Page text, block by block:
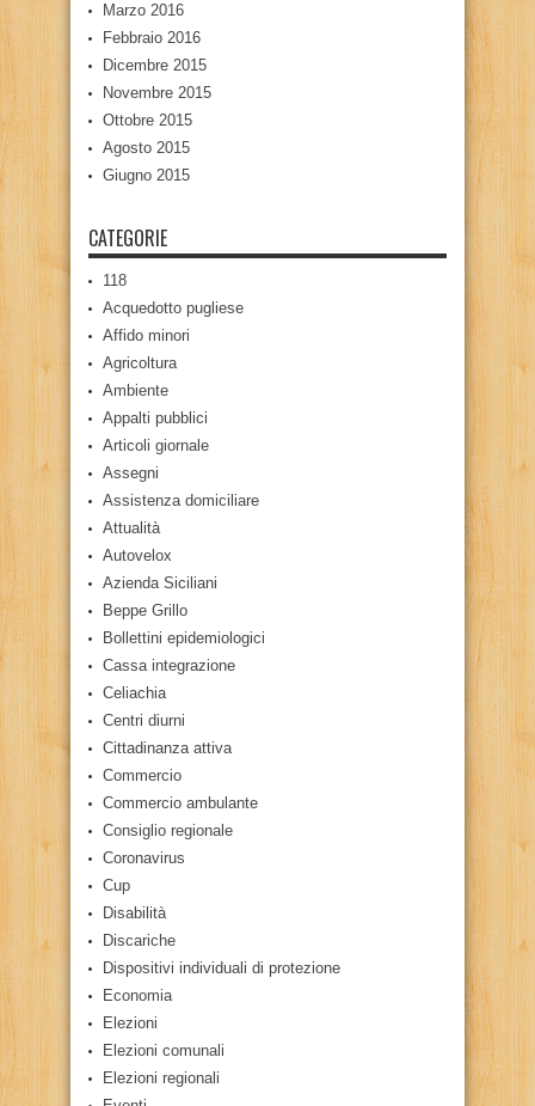
Marzo 2016
Febbraio 2016
Dicembre 2015
Novembre 2015
Ottobre 2015
Agosto 2015
Giugno 2015
CATEGORIE
118
Acquedotto pugliese
Affido minori
Agricoltura
Ambiente
Appalti pubblici
Articoli giornale
Assegni
Assistenza domiciliare
Attualità
Autovelox
Azienda Siciliani
Beppe Grillo
Bollettini epidemiologici
Cassa integrazione
Celiachia
Centri diurni
Cittadinanza attiva
Commercio
Commercio ambulante
Consiglio regionale
Coronavirus
Cup
Disabilità
Discariche
Dispositivi individuali di protezione
Economia
Elezioni
Elezioni comunali
Elezioni regionali